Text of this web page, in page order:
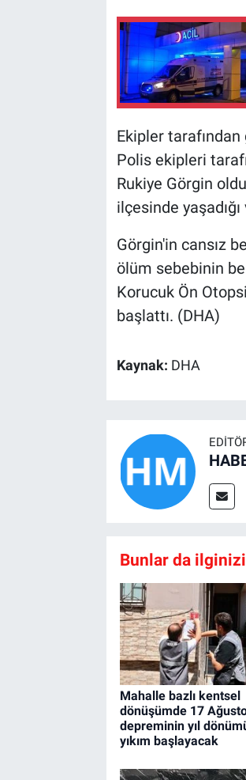
Ekipler tarafından
Polis ekipleri
Rukiye Görgin
ilçesinde
Görgin'in cansız
ölüm sebebinin
Korucuk Ön
başlattı. (DHA)
Kaynak: DHA
Bunlar da
Mahalle bazlı kentsel
dönüşümde 17
depreminin yıl
yıkım başlayacak